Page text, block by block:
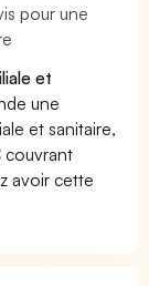
pour une
et
une
et sanitaire,
couvrant
avoir cette